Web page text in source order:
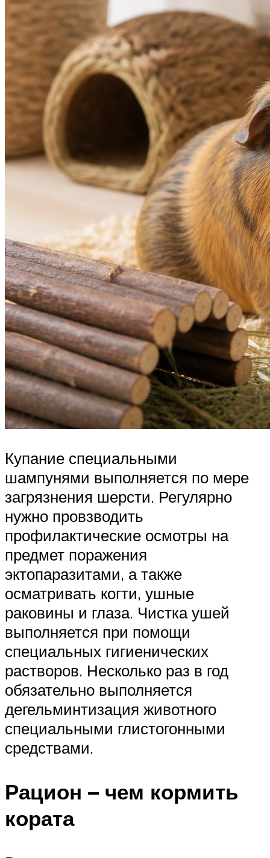
Купание специальными
шампунями выполняется по мере
загрязнения шерсти. Регулярно
нужно провзводить
профилактические осмотры на
предмет поражения
эктопаразитами, а также
осматривать когти, ушные
раковины и глаза. Чистка ушей
выполняется при помощи
специальных гигиенических
растворов. Несколько раз в год
обязательно выполняется
дегельминтизация животного
специальными глистогонными
средствами.
Рацион – чем кормить
кората